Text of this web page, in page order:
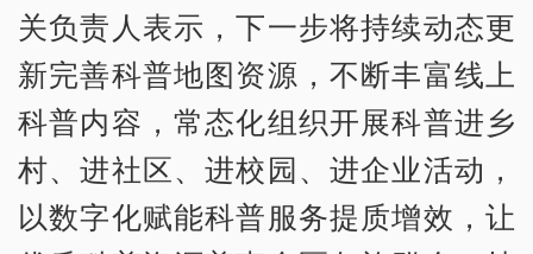
关负责人表示，下一步将持续动态更
新完善科普地图资源，不断丰富线上
科普内容，常态化组织开展科普进乡
村、进社区、进校园、进企业活动，
以数字化赋能科普服务提质增效，让